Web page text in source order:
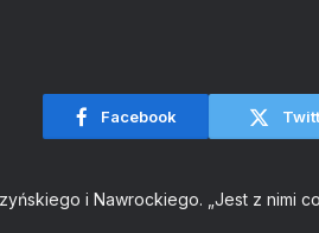
Facebook